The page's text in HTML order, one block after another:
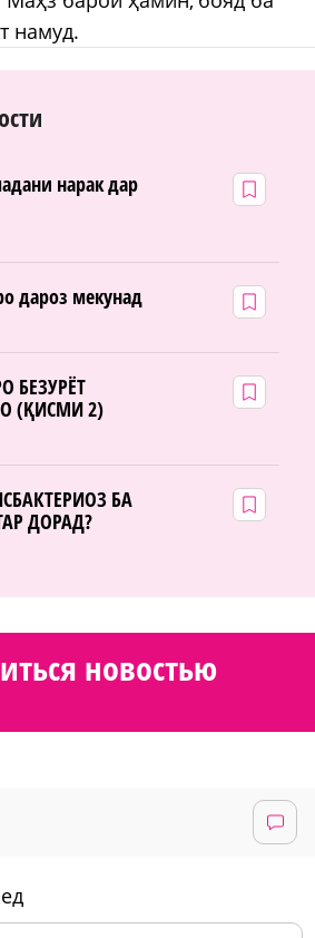
намуд.
нарак дар
дароз мекунад
БЕЗУРЁТ
(ҚИСМИ 2)
БА
ДОРАД?
новостью